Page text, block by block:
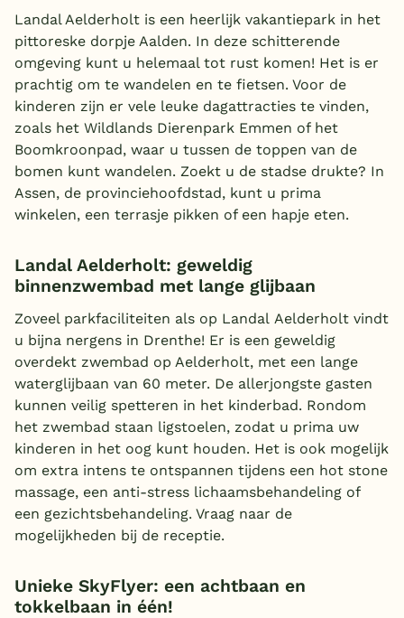
Landal Aelderholt is een heerlijk vakantiepark in het
pittoreske dorpje Aalden. In deze schitterende
omgeving kunt u helemaal tot rust komen! Het is er
prachtig om te wandelen en te fietsen. Voor de
kinderen zijn er vele leuke dagattracties te vinden,
zoals het Wildlands Dierenpark Emmen of het
Boomkroonpad, waar u tussen de toppen van de
bomen kunt wandelen. Zoekt u de stadse drukte? In
Assen, de provinciehoofdstad, kunt u prima
winkelen, een terrasje pikken of een hapje eten.
Landal Aelderholt: geweldig
binnenzwembad met lange glijbaan
Zoveel parkfaciliteiten als op Landal Aelderholt vindt
u bijna nergens in Drenthe! Er is een geweldig
overdekt zwembad op Aelderholt, met een lange
waterglijbaan van 60 meter. De allerjongste gasten
kunnen veilig spetteren in het kinderbad. Rondom
het zwembad staan ligstoelen, zodat u prima uw
kinderen in het oog kunt houden. Het is ook mogelijk
om extra intens te ontspannen tijdens een hot stone
massage, een anti-stress lichaamsbehandeling of
een gezichtsbehandeling. Vraag naar de
mogelijkheden bij de receptie.
Unieke SkyFlyer: een achtbaan en
tokkelbaan in één!